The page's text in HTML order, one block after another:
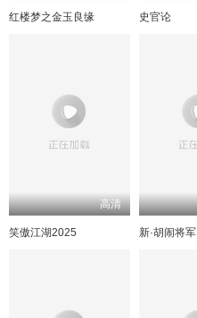
红楼梦之金玉良缘 史官论
高清
笑傲江湖2025 新·胡闹将军